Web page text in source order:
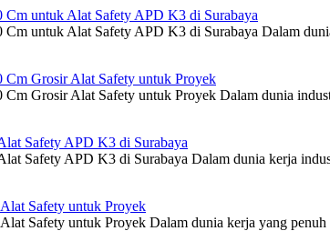
untuk Alat Safety APD K3 di Surabaya
untuk Alat Safety APD K3 di Surabaya Dalam
Grosir Alat Safety untuk Proyek
Grosir Alat Safety untuk Proyek Dalam dunia
Safety APD K3 di Surabaya
Safety APD K3 di Surabaya Dalam dunia kerja
Safety untuk Proyek
Safety untuk Proyek Dalam dunia kerja yang